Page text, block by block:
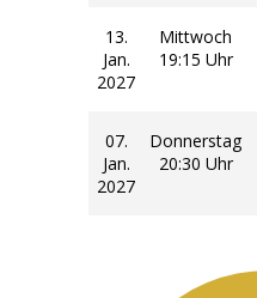
13.
Jan.
2027
Mittwoch
19:15 Uhr
07.
Jan.
2027
Donnerstag
20:30 Uhr